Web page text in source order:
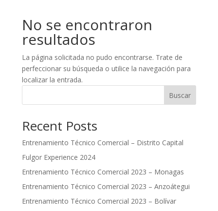
No se encontraron
resultados
La página solicitada no pudo encontrarse. Trate de
perfeccionar su búsqueda o utilice la navegación para
localizar la entrada.
Buscar
Recent Posts
Entrenamiento Técnico Comercial – Distrito Capital
Fulgor Experience 2024
Entrenamiento Técnico Comercial 2023 – Monagas
Entrenamiento Técnico Comercial 2023 – Anzoátegui
Entrenamiento Técnico Comercial 2023 – Bolívar